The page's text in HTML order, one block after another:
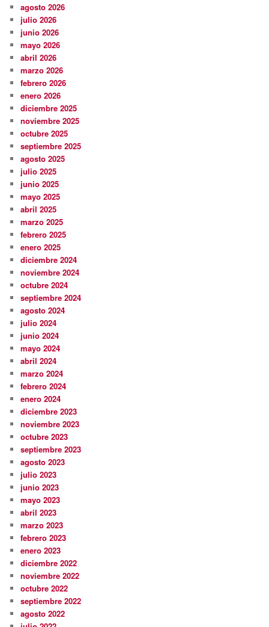
agosto 2026
julio 2026
junio 2026
mayo 2026
abril 2026
marzo 2026
febrero 2026
enero 2026
diciembre 2025
noviembre 2025
octubre 2025
septiembre 2025
agosto 2025
julio 2025
junio 2025
mayo 2025
abril 2025
marzo 2025
febrero 2025
enero 2025
diciembre 2024
noviembre 2024
octubre 2024
septiembre 2024
agosto 2024
julio 2024
junio 2024
mayo 2024
abril 2024
marzo 2024
febrero 2024
enero 2024
diciembre 2023
noviembre 2023
octubre 2023
septiembre 2023
agosto 2023
julio 2023
junio 2023
mayo 2023
abril 2023
marzo 2023
febrero 2023
enero 2023
diciembre 2022
noviembre 2022
octubre 2022
septiembre 2022
agosto 2022